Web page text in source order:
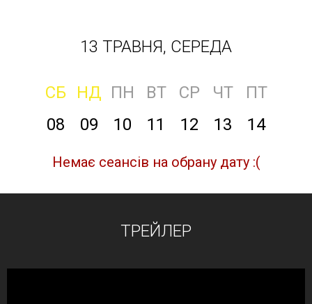
13 ТРАВНЯ, СЕРЕДА
СБ НД ПН ВТ СР ЧТ
ПТ
08
09 10 11 12 13 14
Немає сеансів на обрану дату :(
ТРЕЙЛЕР